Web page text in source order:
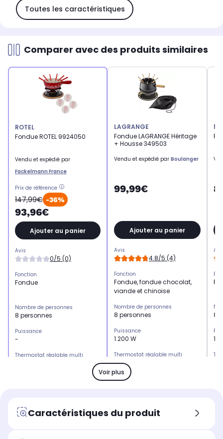
Toutes les caractéristiques
Comparer avec des produits similaires
ROTEL
Fondue ROTEL 9924050
Vendu et expédié par
Fackelmann France
Prix de référence
147,99€ -36%
93,96€
Ajouter au panier
Avis
0/5 (0)
Fonction
Fondue
Nombre de personnes
8 personnes
Puissance
-
Thermostat réglable multi
Caquelon amovible
Oui
LAGRANGE
Fondue LAGRANGE Héritage
+ Housse 349503
Vendu et expédié par Boulanger
99,99€
Ajouter au panier
Avis
4.8/5 (4)
Fonction
Fondue, fondue chocolat,
viande et chinoise
Nombre de personnes
8 personnes
Puissance
1.200 W
Thermostat réglable multi
positions
Oui
Caquelon amovible
Oui
8
Voir plus
Caractéristiques du produit